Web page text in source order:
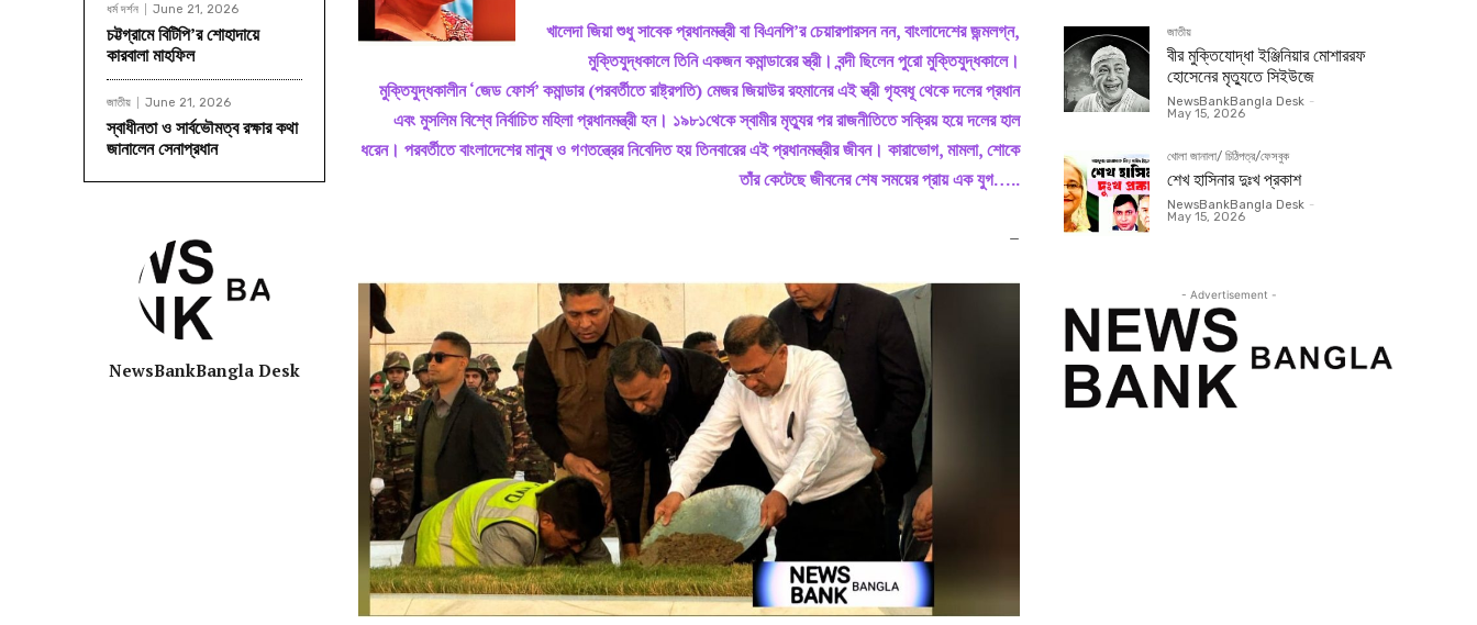
ধর্ম দর্শন June 21, 2026
চট্টগ্রামে বিটিপি’র শোহাদায়ে
কারবালা মাহফিল
জাতীয় June 21, 2026
স্বাধীনতা ও সার্বভৌমত্ব রক্ষার কথা
জানালেন সেনাপ্রধান
NewsBankBangla Desk
খালেদা জিয়া শুধু সাবেক প্রধানমন্ত্রী বা বিএনপি’র চেয়ারপারসন নন, বাংলাদেশের জন্মলগ্ন,
মুক্তিযুদ্ধকালে তিনি একজন কমান্ডারের স্ত্রী। বন্দী ছিলেন পুরো মুক্তিযুদ্ধকালে।
মুক্তিযুদ্ধকালীন ‘জেড ফোর্স’ কমান্ডার (পরবর্তীতে রাষ্ট্রপতি) মেজর জিয়াউর রহমানের এই স্ত্রী গৃহবধূ থেকে দলের প্রধান
এবং মুসলিম বিশ্বে নির্বাচিত মহিলা প্রধানমন্ত্রী হন। ১৯৮১থেকে স্বামীর মৃত্যুর পর রাজনীতিতে সক্রিয় হয়ে দলের হাল
ধরেন। পরবর্তীতে বাংলাদেশের মানুষ ও গণতন্ত্রের নিবেদিত হয় তিনবারের এই প্রধানমন্ত্রীর জীবন। কারাভোগ, মামলা, শোকে
তাঁর কেটেছে জীবনেরশেষ সময়ের প্রায় এক যুগ…..
–
জাতীয়
বীর মুক্তিযোদ্ধা ইঞ্জিনিয়ার মোশাররফ
হোসেনের মৃত্যুতে সিইউজে
NewsBankBangla Desk -
May 15, 2026
খোলা জানালা/ চিঠিপত্র/ফেসবুক
শেখ হাসিনার দুঃখ প্রকাশ
NewsBankBangla Desk -
May 15, 2026
- Advertisement -